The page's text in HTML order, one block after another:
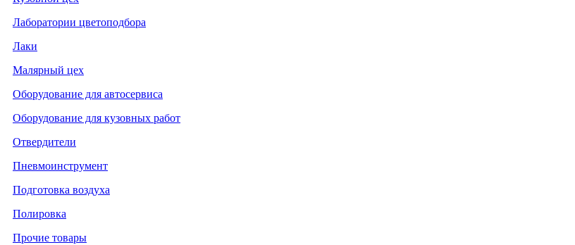
Лаборатории цветоподбора
Лаки
Малярный цех
Оборудование для автосервиса
Оборудование для кузовных работ
Отвердители
Пневмоинструмент
Подготовка воздуха
Полировка
Прочие товары